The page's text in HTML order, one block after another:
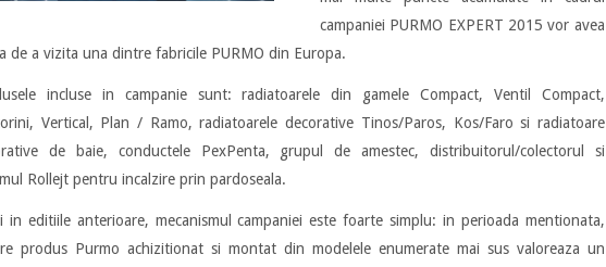
campaniei PURMO EXPERT 2015 vor avea
de a vizita una dintre fabricile PURMO din Europa.
incluse in campanie sunt: radiatoarele din gamele Compact, Ventil Compact,
Vertical, Plan / Ramo, radiatoarele decorative Tinos/Paros, Kos/Faro si radiatoare
de baie, conductele PexPenta, grupul de amestec, distribuitorul/colectorul si
Rollejt pentru incalzire prin pardoseala.
in editiile anterioare, mecanismul campaniei este foarte simplu: in perioada mentionata,
produs Purmo achizitionat si montat din modelele enumerate mai sus valoreaza un